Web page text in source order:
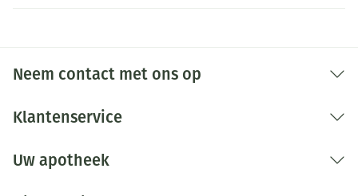
Neem contact met ons op
Klantenservice
Uw apotheek